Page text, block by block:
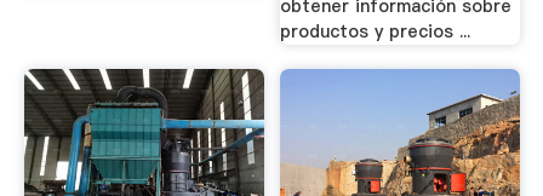
obtener información sobre
productos y precios ...